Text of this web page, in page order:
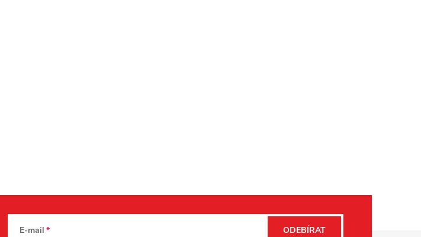
E-mail ODEBÍRAT